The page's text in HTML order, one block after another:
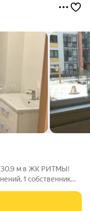
30.9 м в ЖК РИТМЫ!
1 собственник